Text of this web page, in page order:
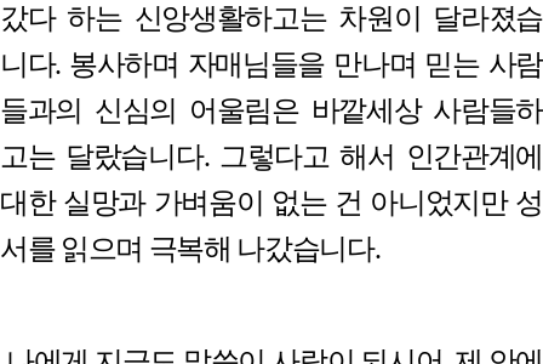
갔다 하는 신앙생활하고는 차원이 달라졌습
니다. 봉사하며 자매님들을 만나며 믿는 사람
들과의 신심의 어울림은 바깥세상 사람들하
고는 달랐습니다. 그렇다고 해서 인간관계에
대한 실망과 가벼움이 없는 건 아니었지만 성
서를 읽으며 극복해 나갔습니다.